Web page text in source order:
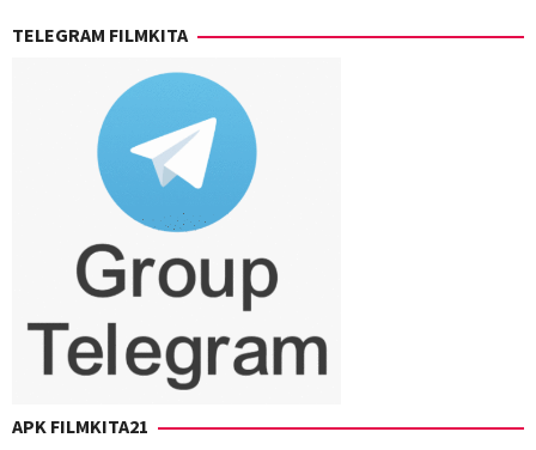
TELEGRAM FILMKITA
APK FILMKITA21